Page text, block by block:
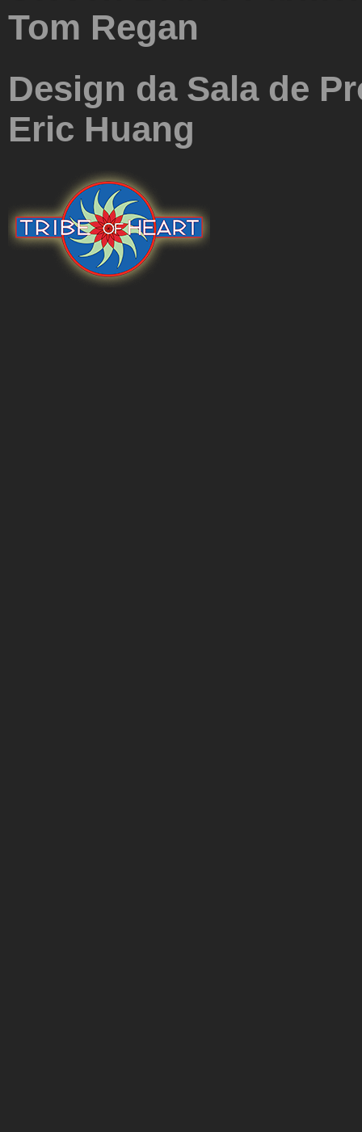
Tom Regan
Design da Sala de
Eric Huang